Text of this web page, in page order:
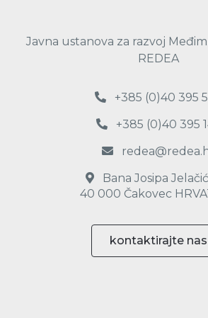
Javna ustanova za razvoj
REDEA
+385 (0)40 395
+385 (0)40 395
Bana Josipa
40 000 Čakovec
kontaktirajte nas